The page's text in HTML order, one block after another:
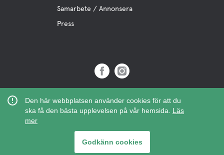
Den här webbplatsen använder cookies för att du
ska få den bästa upplevelsen på vår hemsida. Läs
mer
Godkänn cookies
Samarbete / Annonsera
Press
Org.Nr: 559121-9463